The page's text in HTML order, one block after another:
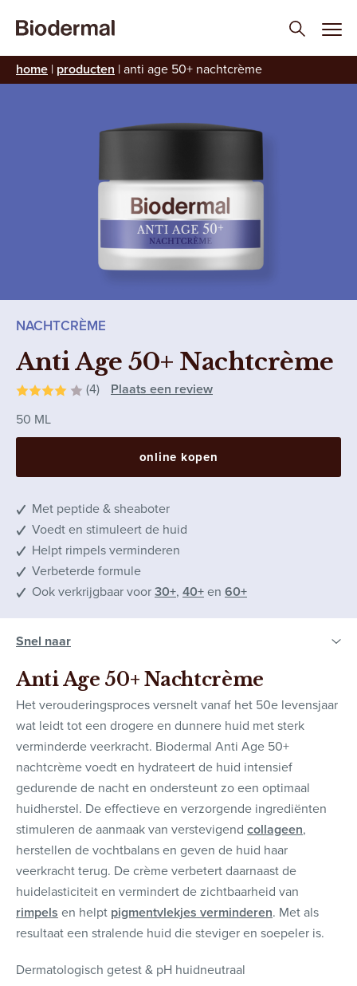
home | producten |anti age 50+ nachtcrème
NACHTCRÈME
Anti Age 50+ Nachtcrème
(4)
Plaats een review
50 ML
online kopen
Met peptide & sheaboter
Voedt en stimuleert de huid
Helpt rimpels verminderen
Verbeterde formule
Ook verkrijgbaar voor30+, 40+en 60+
Anti Age 50+ Nachtcrème
Het verouderingsproces versnelt vanaf het 50e levensjaar
wat leidt tot een drogere en dunnere huid met sterk
verminderde veerkracht. Biodermal Anti Age 50+
nachtcrème voedt en hydrateert de huid intensief
gedurende de nacht en ondersteunt zo een optimaal
huidherstel. De effectieve en verzorgende ingrediënten
stimuleren de aanmaak van verstevigend collageen,
herstellen de vochtbalans en geven de huid haar
veerkracht terug. De crème verbetert daarnaast de
huidelasticiteit en vermindert de zichtbaarheid van
rimpels en helpt pigmentvlekjes verminderen. Met als
resultaat een stralende huid die steviger en soepeler is.
Dermatologisch getest & pH huidneutraal